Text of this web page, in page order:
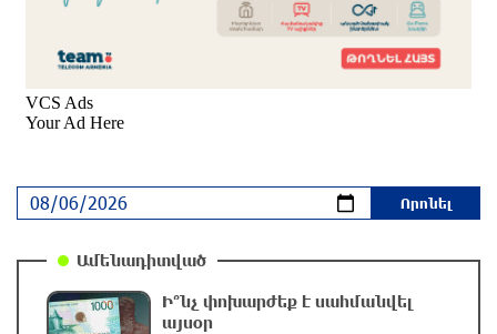
սպասում են Էդգար Ղազարյանի
3 ժամ առաջ
Քարը քարին չեն թողնի. «Փաստ»
վարչական շրջաններում և բոլոր 10
մարզերում
Ամենադիտված
Ի՞նչ փոխարժեք է սահմանվել
այսօր